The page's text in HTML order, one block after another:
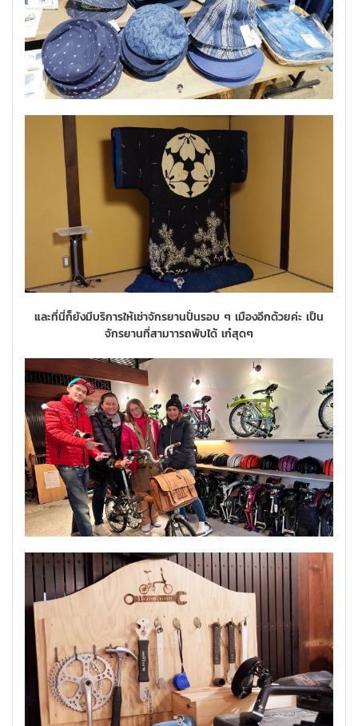
และที่นี่ก็ยังมีบริการให้เช่าจักรยานปั่นรอบ ๆ เมืองอีกด้วยค่ะ เป็น
จักรยานที่สามาารถพับได้ เก๋สุดๆ